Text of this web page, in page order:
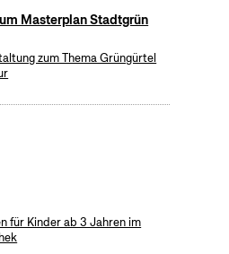
Masterplan Stadtgrün
zum Thema Grüngürtel
für Kinder ab 3 Jahren im